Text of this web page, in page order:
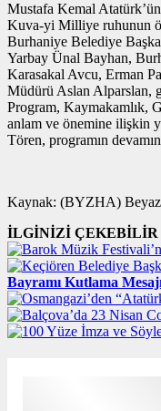
Mustafa Kemal
Kuva-yi Milliye ruhunun
Burhaniye Belediye
Yarbay Ünal Bayhan,
Karasakal Avcu, Erman
Müdürü Aslan Alparslan,
Program, Kaymakamlık,
anlam ve önemine ilişkin
Tören, programın
Kaynak: (BYZHA) Beyaz
İLGİNİZİ ÇEKEBİLİR
Bayramı Kutlama